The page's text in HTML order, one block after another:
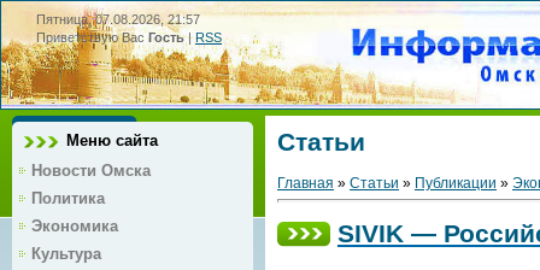
Пятница, 07.08.2026, 21:57
Приветствую Вас Гость|RSS
Меню сайта
Новости Омска
Политика
Экономика
Культура
Статьи
Главная » Статьи » Публикации »
SIVIK —